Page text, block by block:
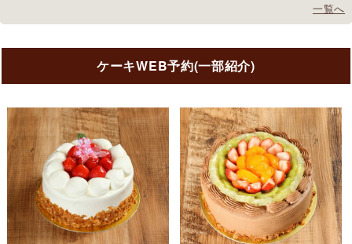
一覧へ
ケーキWEB予約(一部紹介)